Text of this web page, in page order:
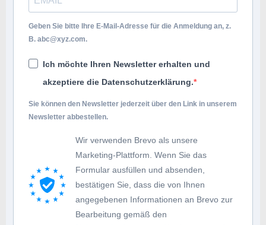
Geben Sie bitte Ihre E-Mail-Adresse für die Anmeldung an, z.
B. abc@xyz.com.
Ich möchte Ihren Newsletter erhalten und
akzeptiere die Datenschutzerklärung.
Sie können den Newsletter jederzeit über den Link in unserem
Newsletter abbestellen.
Wir verwenden Brevo als unsere
Marketing-Plattform. Wenn Sie das
Formular ausfüllen und absenden,
bestätigen Sie, dass die von Ihnen
angegebenen Informationen an Brevo zur
Bearbeitung gemäß den